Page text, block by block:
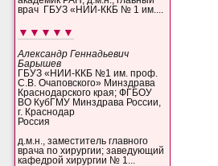
врач ГБУЗ «НИИ-ККБ № 1 им....
▼▼▼▼▼
Александр Геннадьевич
Барышев
ГБУЗ «НИИ-ККБ №1 им. проф.
С.В. Очаповского» Минздрава
Краснодарского края; ФГБОУ
ВО КубГМУ Минздрава России,
г. Краснодар
Россия
д.м.н., заместитель главного
врача по хирургии; заведующий
кафедрой хирургии № 1...